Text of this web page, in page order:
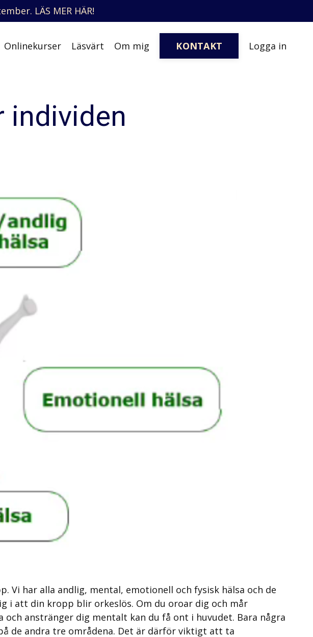
LÄS MER HÄR!
Onlinekurser Läsvärt Om mig KONTAKT Logga in
individen
Vi har alla andlig, mental, emotionell och fysisk hälsa och de
i att din kropp blir orkeslös. Om du oroar dig och mår
anstränger dig mentalt kan du få ont i huvudet. Bara några
de andra tre områdena. Det är därför viktigt att ta